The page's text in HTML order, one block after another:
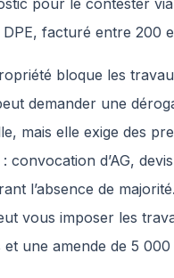
facturé entre 200
bloque les
demander une
mais elle exige des
convocation d’AG,
l’absence de
vous imposer les
et une amende de 5 000